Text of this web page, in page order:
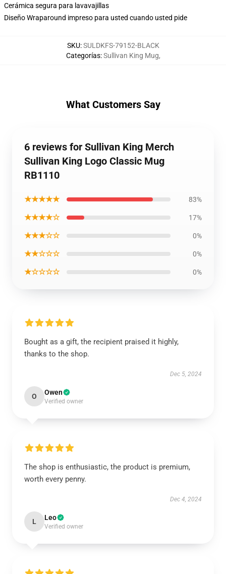
Cerámica segura para lavavajillas
Diseño Wraparound impreso para usted cuando usted pide
SKU:SULDKFS-79152-BLACK
Categorías:Sullivan King Mug,
What Customers Say
6 reviews for Sullivan King Merch
Sullivan King Logo Classic Mug
RB1110
★★★★★ 83%
★★★★☆ 17%
★★★☆☆ 0%
★★☆☆☆ 0%
★☆☆☆☆ 0%
Bought as a gift, the recipient praised it highly,
thanks to the shop.
Dec 5, 2024
O Owen
Verified owner
The shop is enthusiastic, the product is premium,
worth every penny.
Dec 4, 2024
L Leo
Verified owner